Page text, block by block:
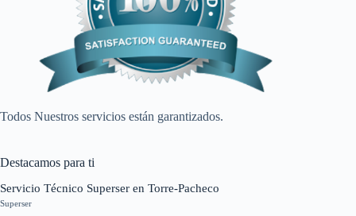
Todos Nuestros servicios están garantizados.
Destacamos para ti
Servicio Técnico Superser en Torre-Pacheco
Superser